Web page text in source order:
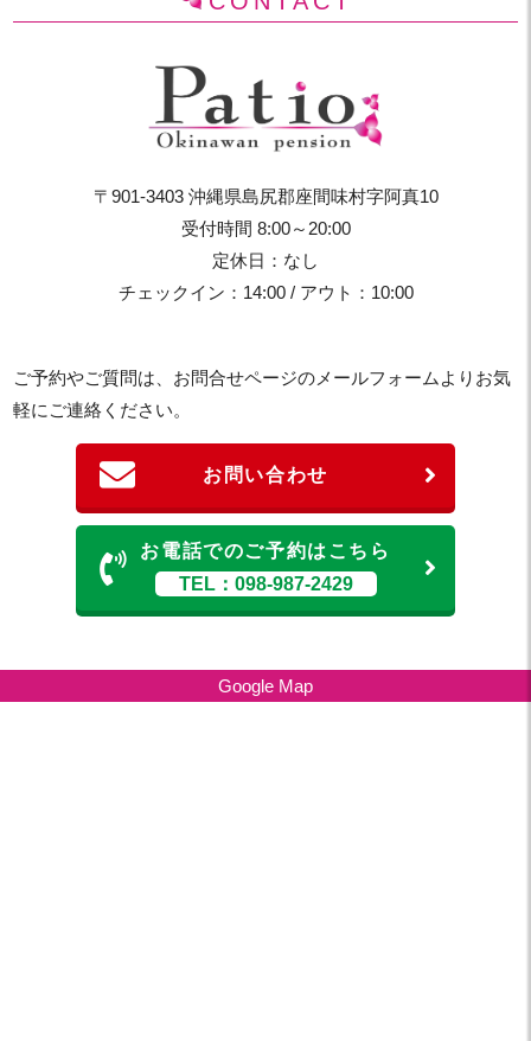
〒901-3403 沖縄県島尻郡座間味村字阿真10
受付時間 8:00～20:00
定休日：なし
チェックイン：14:00 / アウト：10:00
ご予約やご質問は、お問合せページのメールフォームよりお気
軽にご連絡ください。
お問い合わせ
お電話でのご予約はこちら
TEL：098-987-2429
Google Map